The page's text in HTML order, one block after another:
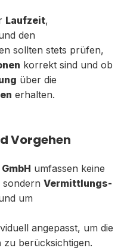
Laufzeit,
den
sollten stets prüfen,
korrekt sind und ob
über die
erhalten.
Vorgehen
umfassen keine
sondern Vermittlungs-
um
angepasst, um die
zu berücksichtigen.